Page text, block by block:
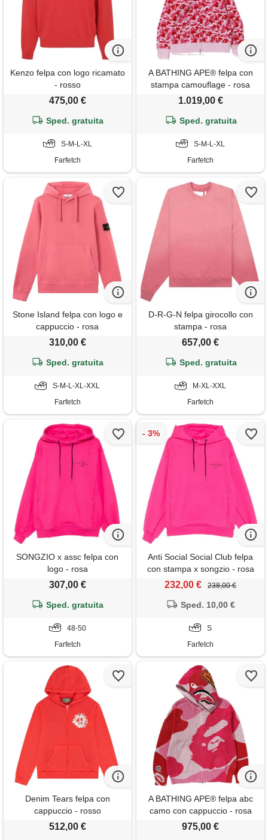
Kenzo felpa con logo ricamato
- rosso
475,00 €
Sped. gratuita
S-M-L-XL
Farfetch
A BATHING APE® felpa con
stampa camouflage - rosa
1.019,00 €
Sped. gratuita
S-M-L-XL
Farfetch
Stone Island felpa con logo e
cappuccio - rosa
310,00 €
Sped. gratuita
S-M-L-XL-XXL
Farfetch
D-R-G-N felpa girocollo con
stampa - rosa
657,00 €
Sped. gratuita
M-XL-XXL
Farfetch
SONGZIO x assc felpa con
logo - rosa
307,00 €
Sped. gratuita
48-50
Farfetch
Anti Social Social Club felpa
con stampa x songzio - rosa
232,00 € 238,00 €
Sped. 10,00 €
S
Farfetch
Denim Tears felpa con
cappuccio - rosso
512,00 €
A BATHING APE® felpa abc
camo con cappuccio - rosa
975,00 €